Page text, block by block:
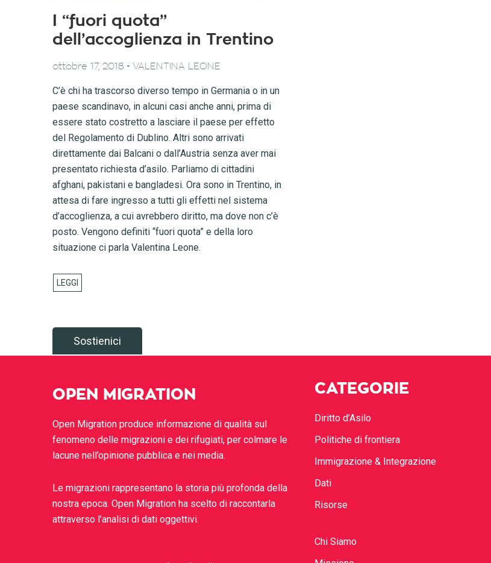
I “fuori quota”
dell’accoglienza in Trentino
ottobre 17, 2018 - VALENTINA LEONE
C’è chi ha trascorso diverso tempo in Germania o in un
paese scandinavo, in alcuni casi anche anni, prima di
essere stato costretto a lasciare il paese per effetto
del Regolamento di Dublino. Altri sono arrivati
direttamente dai Balcani o dall’Austria senza aver mai
presentato richiesta d’asilo. Parliamo di cittadini
afghani, pakistani e bangladesi. Ora sono in Trentino, in
attesa di fare ingresso a tutti gli effetti nel sistema
d’accoglienza, a cui avrebbero diritto, ma dove non c’è
posto. Vengono definiti “fuori quota” e della loro
situazione ci parla Valentina Leone.
Sostienici
OPEN MIGRATION
Open Migration produce informazione di qualità sul
fenomeno delle migrazioni e dei rifugiati, per colmare le
lacune nell’opinione pubblica e nei media.
Le migrazioni rappresentano la storia più profonda della
nostra epoca. Open Migration ha scelto di raccontarla
attraverso l’analisi di dati oggettivi.
CATEGORIE
Diritto d’Asilo
Politiche di frontiera
Immigrazione & Integrazione
Dati
Risorse
Chi Siamo